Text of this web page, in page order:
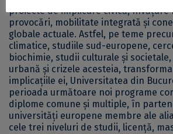
proiecte de implicare civică, învățare
provocări, mobilitate integrată și
globale actuale. Astfel, pe teme
climatice, studiile sud-europene,
biochimie, studii culturale și
urbană și crizele acesteia,
implicațiile ei, Universitatea din
perioada următoare noi programe
diplome comune și multiple, în
universități europene membre ale
cele trei niveluri de studii, licență,